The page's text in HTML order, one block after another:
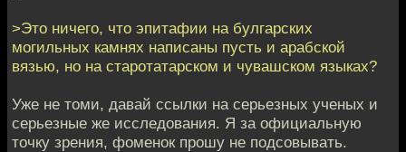
>Это ничего, что эпитафии на булгарских
могильных камнях написаны пусть и арабской
вязью, но на старотатарском и чувашском языках?
Уже не томи, давай ссылки на серьезных ученых и
серьезные же исследования. Я за официальную
точку зрения, фоменок прошу не подсовывать.